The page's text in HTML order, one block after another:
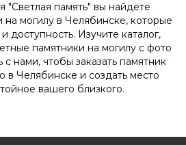
"Светлая память" вы найдете
на могилу в Челябинске, которые
доступность. Изучите каталог,
памятники на могилу с фото
нами, чтобы заказать памятник
в Челябинске и создать место
вашего близкого.